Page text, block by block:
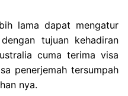
lama dapat mengatur
tujuan kehadiran
cuma terima visa
penerjemah tersumpah
nya.